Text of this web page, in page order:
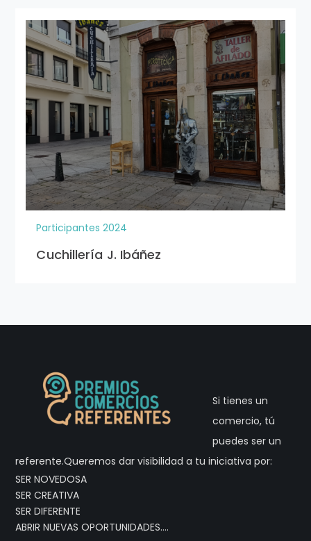
Participantes 2024
Cuchillería J. Ibáñez
Si tienes un
comercio, tú
puedes ser un
referente.Queremos dar visibilidad a tu iniciativa por:
SER NOVEDOSA
SER CREATIVA
SER DIFERENTE
ABRIR NUEVAS OPORTUNIDADES….